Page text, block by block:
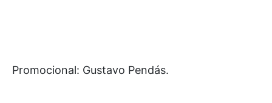
Promocional: Gustavo Pendás.